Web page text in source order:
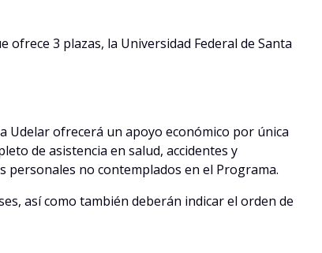
3 plazas, la Universidad Federal de Santa
Udelar ofrecerá un apoyo económico por única
de asistencia en salud, accidentes y
no contemplados en el Programa.
así como también deberán indicar el orden de